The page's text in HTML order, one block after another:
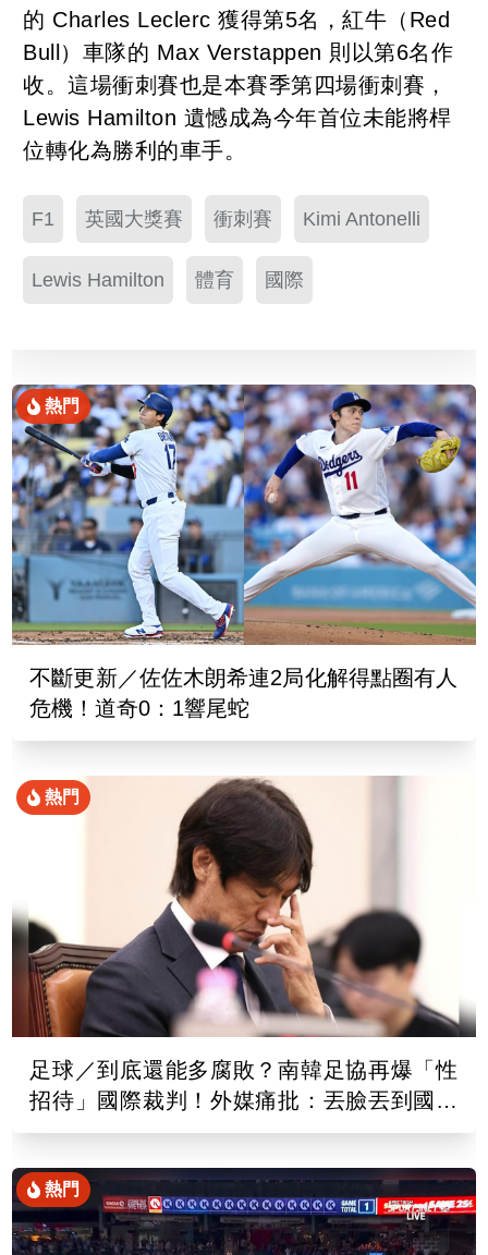
的 Charles Leclerc 獲得第5名，紅牛（Red
Bull）車隊的 Max Verstappen 則以第6名作
收。這場衝刺賽也是本賽季第四場衝刺賽，
Lewis Hamilton 遺憾成為今年首位未能將桿
位轉化為勝利的車手。
F1 英國大獎賽 衝刺賽 Kimi Antonelli
Lewis Hamilton 體育 國際
熱門
不斷更新／佐佐木朗希連2局化解得點圈有人
危機！道奇0：1響尾蛇
熱門
足球／到底還能多腐敗？南韓足協再爆「性
招待」國際裁判！外媒痛批：丟臉丟到國外
去
熱門